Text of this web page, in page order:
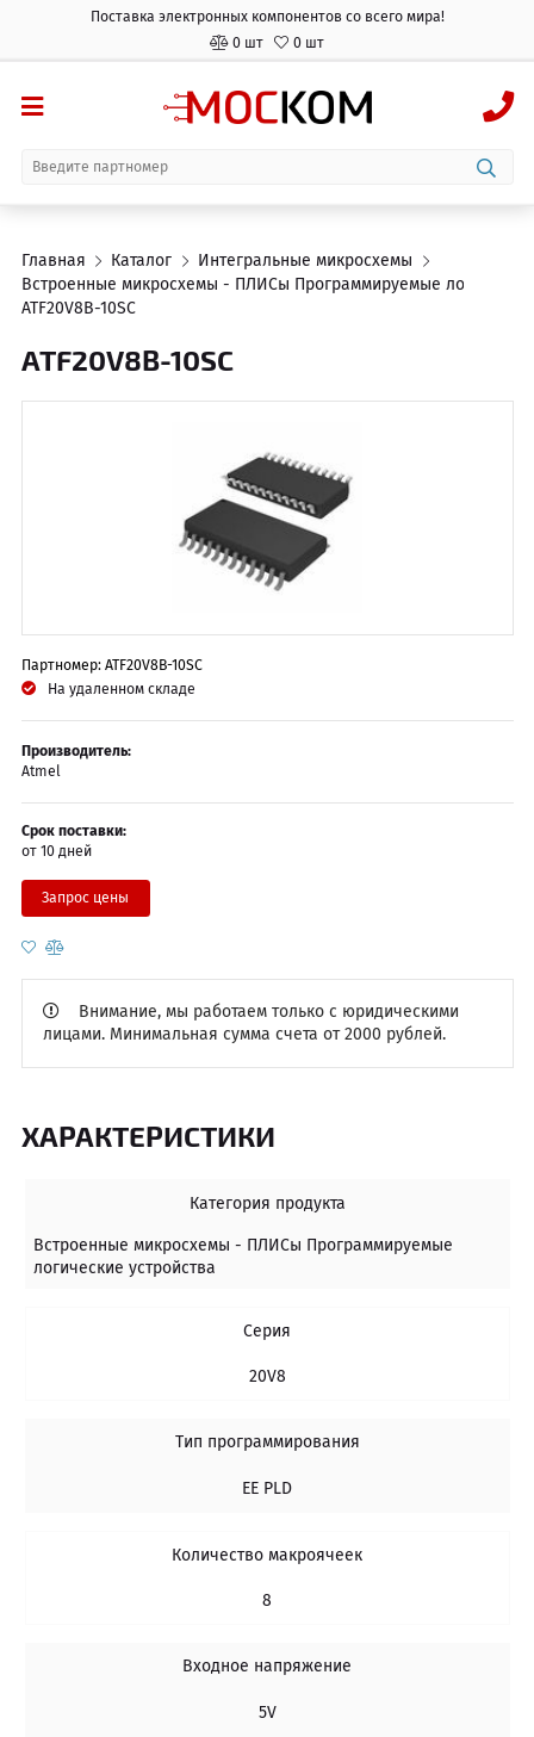
Поставка электронных компонентов со всего мира!
0 шт
0 шт
Главная Каталог
Интегральные микросхемы
Встроенные микросхемы - ПЛИСы Программируемые логические
ATF20V8B-10SC
ATF20V8B-10SC
ХАРАКТЕРИСТИКИ
Категория продукта
Встроенные микросхемы - ПЛИСы Программируемые
логические устройства
Серия
20V8
Тип программирования
EE PLD
Количество макроячеек
8
Входное напряжение
5V
Партномер: ATF20V8B-10SC
Срок поставки:
от 10 дней
На удаленном складе
Производитель:
Atmel
Запрос цены
Внимание, мы работаем только с юридическими
лицами. Минимальная сумма счета от 2000 рублей.